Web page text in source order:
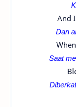
And
Dan
Saat